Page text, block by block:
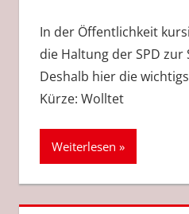
In der Öffentlichkeit
die Haltung der SPD
Deshalb hier die
Kürze: Wolltet
Weiterlesen